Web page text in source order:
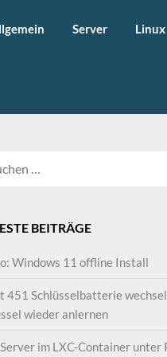
Server Linux
BEITRÄGE
Windows 11 offline Install
451 Schlüsselbatterie
wieder anlernen
im LXC-Container unter